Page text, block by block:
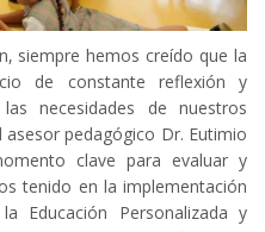
siempre hemos creído que la
de constante reflexión y
necesidades de nuestros
pedagógico Dr. Eutimio
clave para evaluar y
tenido en la implementación
Educación Personalizada y